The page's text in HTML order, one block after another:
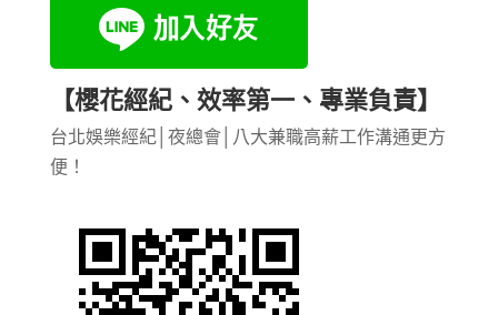
【櫻花經紀、效率第一、專業負責】
台北娛樂經紀│夜總會│八大兼職高薪工作溝通更方
便！